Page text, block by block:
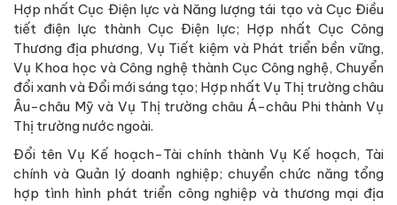
Hợp nhất Cục Điện lực và Năng lượng tái tạo và Cục Điều
tiết điện lực thành Cục Điện lực; Hợp nhất Cục Công
Thương địa phương, Vụ Tiết kiệm và Phát triển bền vững,
Vụ Khoa học và Công nghệ thành Cục Công nghệ, Chuyển
đổi xanh và Đổi mới sáng tạo; Hợp nhất Vụ Thị trường châu
Âu-châu Mỹ và Vụ Thị trường châu Á-châu Phi thành Vụ
Thị trường nước ngoài.
Đổi tên Vụ Kế hoạch-Tài chính thành Vụ Kế hoạch, Tài
chính và Quản lý doanh nghiệp; chuyển chức năng tổng
hợp tình hình phát triển công nghiệp và thương mại địa